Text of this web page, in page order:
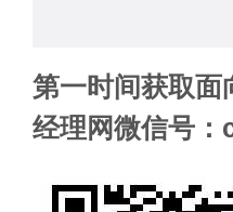
第一时间获取面
经理网微信号